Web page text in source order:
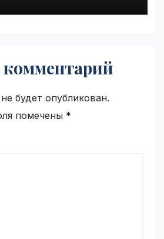
будет опубликован.
помечены *